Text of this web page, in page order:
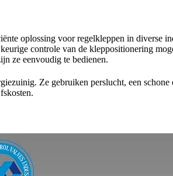
oplossing voor regelkleppen in diverse
controle van de kleppositionering
ze eenvoudig te bedienen.
Ze gebruiken perslucht, een